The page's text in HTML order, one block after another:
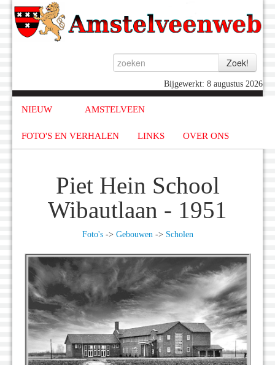
Bijgewerkt: 8 augustus 2026
NIEUW AMSTELVEEN
FOTO'S EN VERHALEN LINKS OVER ONS
Piet Hein School
Wibautlaan - 1951
Foto's-> Gebouwen-> Scholen